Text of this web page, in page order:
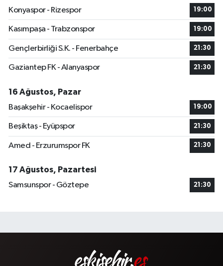
Konyaspor - Rizespor
19:00
Kasımpaşa - Trabzonspor 19:00
Gençlerbirliği S.K. - Fenerbahçe 21:30
Gaziantep FK - Alanyaspor 21:30
16 Ağustos, Pazar
Başakşehir - Kocaelispor
19:00
Beşiktaş - Eyüpspor 21:30
Amed - Erzurumspor FK 21:30
17 Ağustos, Pazartesi
Samsunspor - Göztepe
21:30